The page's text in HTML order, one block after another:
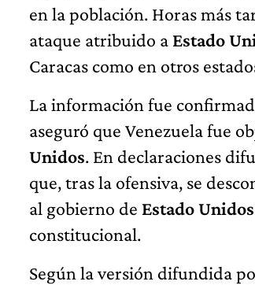
en la población. Horas más
ataque atribuido a Estado
Caracas como en otros
La información fue
aseguró que Venezuela fue
Unidos. En declaraciones
que, tras la ofensiva, se
al gobierno de Estado Unidos
constitucional.
Según la versión difundida